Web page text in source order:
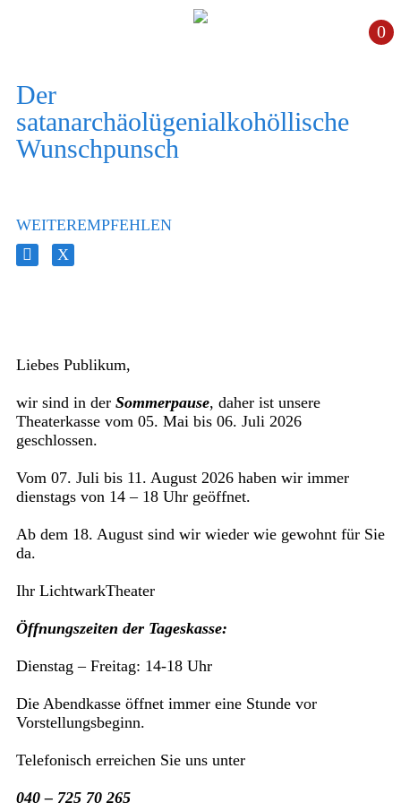
0
Der
satanarchäolügenialkohöllische
Wunschpunsch
WEITEREMPFEHLEN
Liebes Publikum,
wir sind in derSommerpause, daher ist unsere
Theaterkasse vom 05. Mai bis 06. Juli 2026
geschlossen.
Vom 07. Juli bis 11. August 2026 haben wir immer
dienstags von 14 – 18 Uhr geöffnet.
Ab dem 18. August sind wir wieder wie gewohnt für Sie
da.
Ihr LichtwarkTheater
Öffnungszeiten der Tageskasse:
Dienstag – Freitag: 14-18 Uhr
Die Abendkasse öffnet immer eine Stunde vor
Vorstellungsbeginn.
Telefonisch erreichen Sie uns unter
040 – 725 70 265